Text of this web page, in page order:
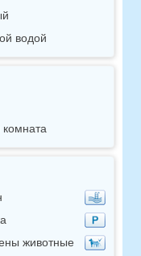
водой
комната
животные